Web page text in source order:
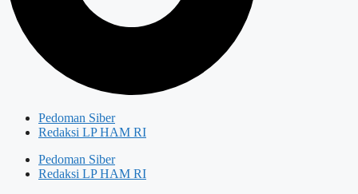
Pedoman Siber
Redaksi LP HAM RI
Pedoman Siber
Redaksi LP HAM RI